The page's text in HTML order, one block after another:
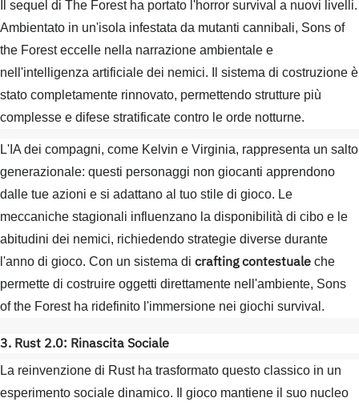
Il sequel di The Forest ha portato l'horror survival a nuovi livelli.
Ambientato in un'isola infestata da mutanti cannibali, Sons of
the Forest eccelle nella narrazione ambientale e
nell'intelligenza artificiale dei nemici. Il sistema di costruzione è
stato completamente rinnovato, permettendo strutture più
complesse e difese stratificate contro le orde notturne.
L'IA dei compagni, come Kelvin e Virginia, rappresenta un salto
generazionale: questi personaggi non giocanti apprendono
dalle tue azioni e si adattano al tuo stile di gioco. Le
meccaniche stagionali influenzano la disponibilità di cibo e le
abitudini dei nemici, richiedendo strategie diverse durante
l'anno di gioco. Con un sistema di crafting contestuale che
permette di costruire oggetti direttamente nell'ambiente, Sons
of the Forest ha ridefinito l'immersione nei giochi survival.
3. Rust 2.0: Rinascita Sociale
La reinvenzione di Rust ha trasformato questo classico in un
esperimento sociale dinamico. Il gioco mantiene il suo nucleo